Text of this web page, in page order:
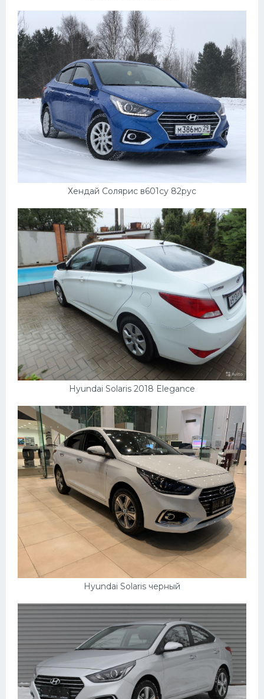
Хендай Солярис в601су 82рус
Hyundai Solaris 2018 Elegance
Hyundai Solaris черный